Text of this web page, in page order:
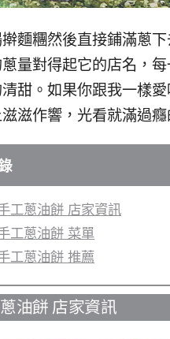
麵糰然後直接鋪滿蔥
量對得起它的店名，
甜。如果你跟我一樣
滋作響，光看就滿過癮
工蔥油餅 店家資訊
工蔥油餅 菜單
工蔥油餅 推薦
油餅 店家資訊